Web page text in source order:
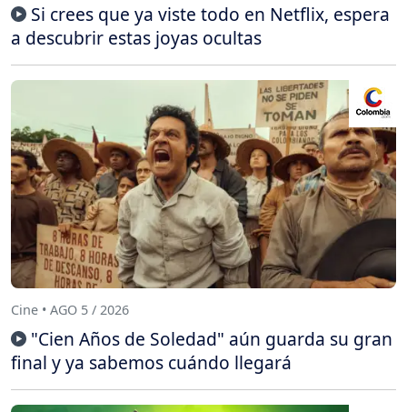
Si crees que ya viste todo en Netflix, espera
a descubrir estas joyas ocultas
Cine • AGO 5 / 2026
"Cien Años de Soledad" aún guarda su gran
final y ya sabemos cuándo llegará